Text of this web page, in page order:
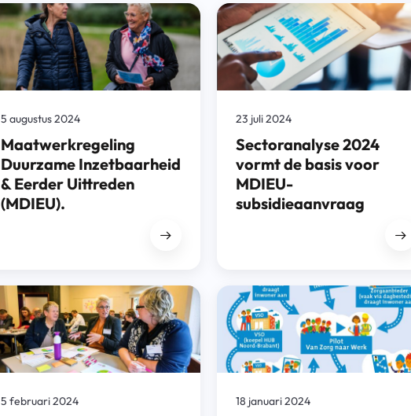
Maatwerkregeling
Duurzame Inzetbaarheid
& Eerder Uittreden
(MDIEU).
5 augustus 2024
Sectoranalyse 2024
vormt de basis voor
MDIEU-
subsidieaanvraag
23 juli 2024
5 februari 2024 18 januari 2024